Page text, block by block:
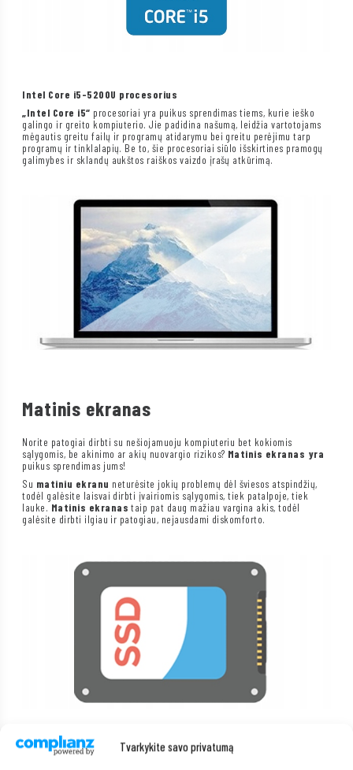
Tvarkykite savo privatumą
Intel Core i5-5200U procesorius
„Intel Core i5“ procesoriai yra puikus sprendimas tiems, kurie ieško
galingo ir greito kompiuterio. Jie padidina našumą, leidžia vartotojams
mėgautis greitu failų ir programų atidarymu bei greitu perėjimu tarp
programų ir tinklalapių. Be to, šie procesoriai siūlo išskirtines pramogų
galimybes ir sklandų aukštos raiškos vaizdo įrašų atkūrimą.
Matinis ekranas
Norite patogiai dirbti su nešiojamuoju kompiuteriu bet kokiomis
sąlygomis, be akinimo ar akių nuovargio rizikos? Matinis ekranas yra
puikus sprendimas jums!
Su matiniu ekranu neturėsite jokių problemų dėl šviesos atspindžių,
todėl galėsite laisvai dirbti įvairiomis sąlygomis, tiek patalpoje, tiek
lauke. Matinis ekranas taip pat daug mažiau vargina akis, todėl
galėsite dirbti ilgiau ir patogiau, nejausdami diskomforto.